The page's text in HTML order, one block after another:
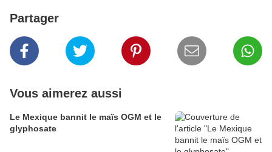
Partager
Vous aimerez aussi
Le Mexique bannit le maïs OGM et le
glyphosate